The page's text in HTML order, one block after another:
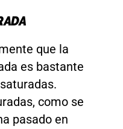
que la
es bastante
como se
pasado en